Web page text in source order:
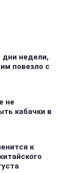
недели,
повезло с
не
кабачки в
к